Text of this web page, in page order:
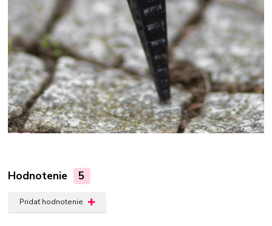
Hodnotenie 5
Pridať hodnotenie